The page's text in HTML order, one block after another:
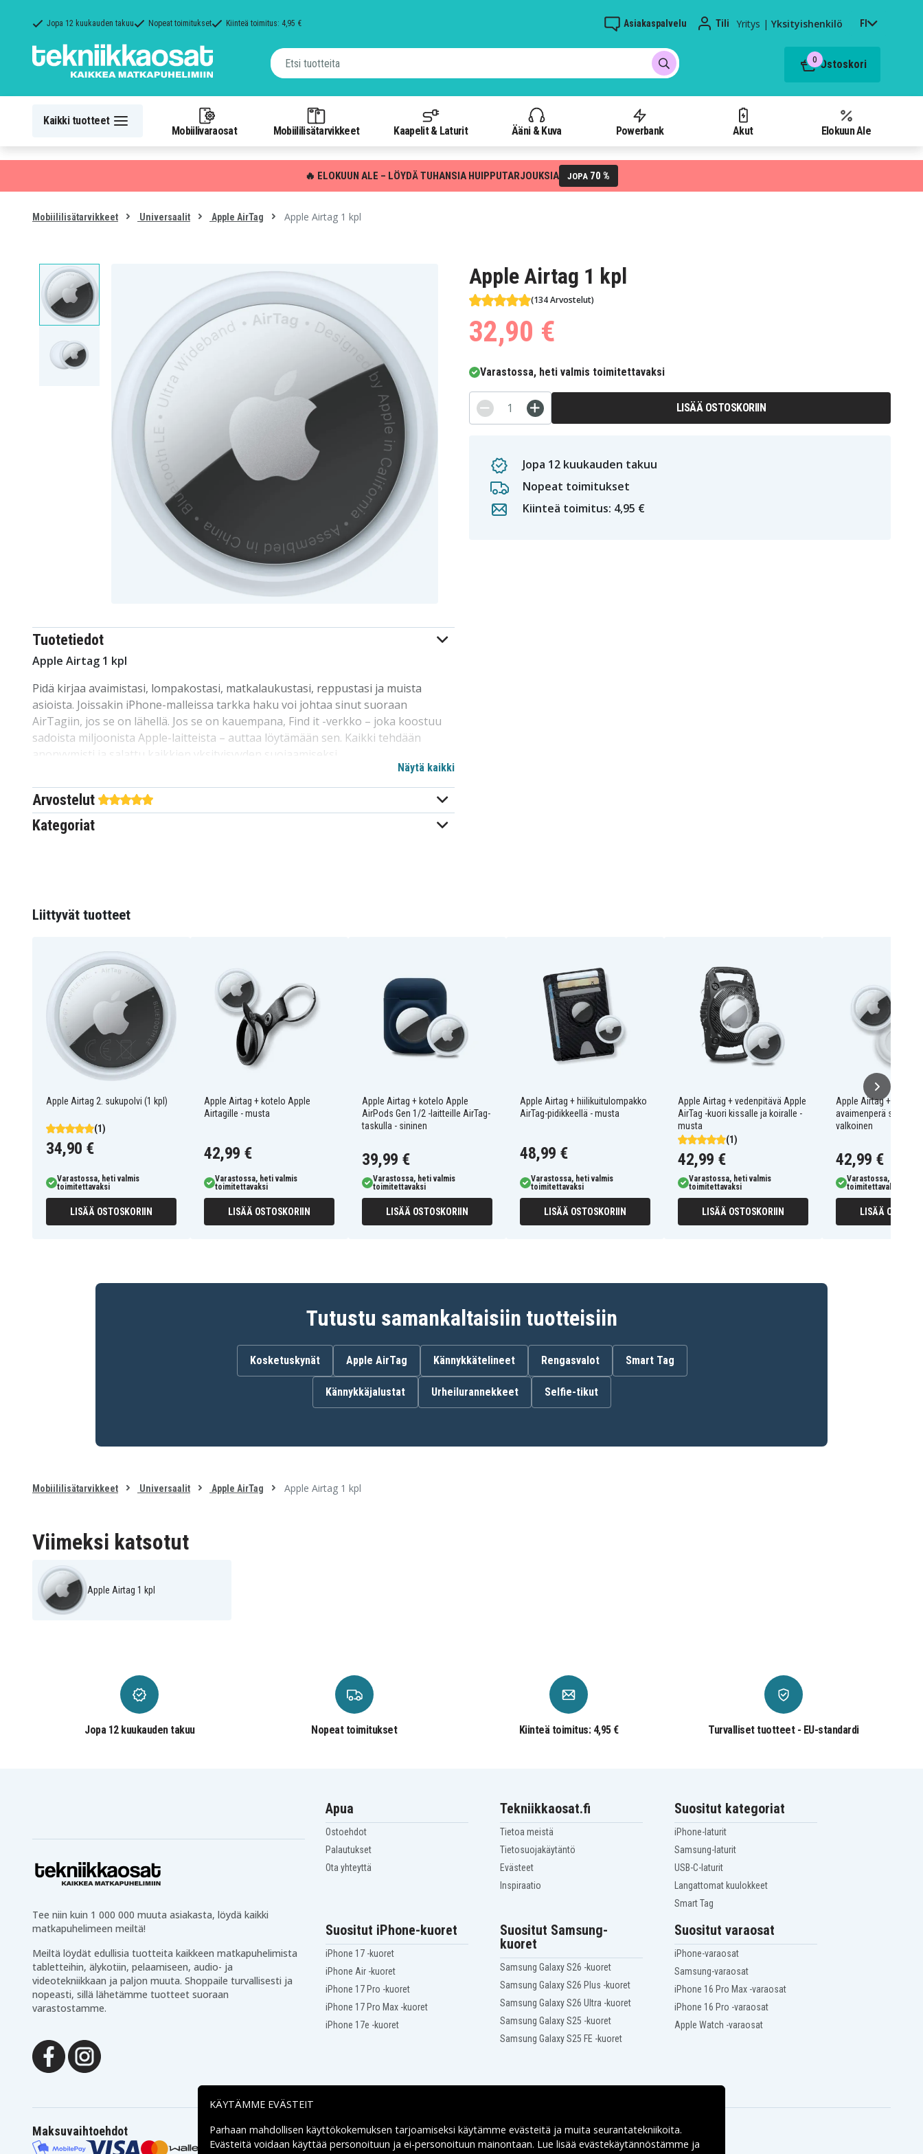
Jopa 12 kuukauden takuu Nopeat toimitukset Kiinteä toimitus: 4,95 € Asiakaspalvelu Tili Yritys | Yksityishenkilö FI
0 Ostoskori
Kaikki tuotteet
Mobiilivaraosat Mobiililisätarvikkeet Kaapelit & Laturit Ääni & Kuva Powerbank Akut Elokuun Ale
🔥 ELOKUUN ALE – LÖYDÄ TUHANSIA HUIPPUTARJOUKSIA JOPA 70 %
Mobiililisätarvikkeet Universaalit Apple AirTag Apple Airtag 1 kpl
Apple Airtag 1 kpl
(134 Arvostelut)
32,90 €
Varastossa, heti valmis toimitettavaksi
LISÄÄ OSTOSKORIIN
Jopa 12 kuukauden takuu
Nopeat toimitukset
Kiinteä toimitus: 4,95 €
Tuotetiedot
Apple Airtag 1 kpl
Pidä kirjaa avaimistasi, lompakostasi, matkalaukustasi, reppustasi ja muista
asioista. Joissakin iPhone-malleissa tarkka haku voi johtaa sinut suoraan
AirTagiin, jos se on lähellä. Jos se on kauempana, Find it -verkko – joka koostuu
sadoista miljoonista Apple-laitteista – auttaa löytämään sen. Kaikki tehdään
anonyymisti ja salattu kaikkien yksityisyyden suojaamiseksi.
Tekniset tiedot:
Merkki: Apple
EAN / GTIN 194253215356
Tuotetyyppi Mobiilitarvikkeet
Silver
Materiaali Rostfritt stål
Näytä kaikki
Arvostelut
Kategoriat
Liittyvät tuotteet
Apple Airtag 2. sukupolvi (1 kpl)
(1)
34,90 €
Varastossa, heti valmis
toimitettavaksi
LISÄÄ OSTOSKORIIN
Apple Airtag + kotelo Apple
Airtagille - musta
42,99 €
Varastossa, heti valmis
toimitettavaksi
LISÄÄ OSTOSKORIIN
Apple Airtag + kotelo Apple
AirPods Gen 1/2 -laitteille AirTag-
taskulla - sininen
39,99 €
Varastossa, heti valmis
toimitettavaksi
LISÄÄ OSTOSKORIIN
Apple Airtag + hiilikuitulompakko
AirTag-pidikkeellä - musta
48,99 €
Varastossa, heti valmis
toimitettavaksi
LISÄÄ OSTOSKORIIN
Apple Airtag + vedenpitävä Apple
AirTag -kuori kissalle ja koiralle -
musta
(1)
42,99 €
Varastossa, heti valmis
toimitettavaksi
LISÄÄ OSTOSKORIIN
Apple Airtag + Apple
avaimenperä
valkoinen
42,99 €
Varastossa, heti
toimitettavaksi
LISÄÄ
Tutustu samankaltaisiin tuotteisiin
Kosketuskynät Apple AirTag Kännykkätelineet Rengasvalot Smart Tag
Kännykkäjalustat Urheilurannekkeet Selfie-tikut
Mobiililisätarvikkeet Universaalit Apple AirTag Apple Airtag 1 kpl
Viimeksi katsotut
Apple Airtag 1 kpl
Jopa 12 kuukauden takuu Nopeat toimitukset Kiinteä toimitus: 4,95 € Turvalliset tuotteet - EU-standardi
Tee niin kuin 1 000 000 muuta asiakasta, löydä kaikki
matkapuhelimeen meiltä!
Meiltä löydät edullisia tuotteita kaikkeen matkapuhelimista
tabletteihin, älykotiin, pelaamiseen, audio- ja
videotekniikkaan ja paljon muuta. Shoppaile turvallisesti ja
nopeasti, sillä lähetämme tuotteet suoraan
varastostamme.
Apua
Ostoehdot
Palautukset
Ota yhteyttä
Tekniikkaosat.fi
Tietoa meistä
Tietosuojakäytäntö
Evästeet
Inspiraatio
Suositut kategoriat
iPhone-laturit
Samsung-laturit
USB-C-laturit
Langattomat kuulokkeet
Smart Tag
Suositut iPhone-kuoret
iPhone 17 -kuoret
iPhone Air -kuoret
iPhone 17 Pro -kuoret
iPhone 17 Pro Max -kuoret
iPhone 17e -kuoret
Suositut Samsung-
kuoret
Samsung Galaxy S26 -kuoret
Samsung Galaxy S26 Plus -kuoret
Samsung Galaxy S26 Ultra -kuoret
Samsung Galaxy S25 -kuoret
Samsung Galaxy S25 FE -kuoret
Suositut varaosat
iPhone-varaosat
Samsung-varaosat
iPhone 16 Pro Max -varaosat
iPhone 16 Pro -varaosat
Apple Watch -varaosat
Maksuvaihtoehdot Toimitusvaihtoehdot
KÄYTÄMME EVÄSTEIT
Parhaan mahdollisen käyttökokemuksen tarjoamiseksi käytämme evästeitä ja muita seurantatekniikoita.
Evästeitä voidaan käyttää personoituun ja ei-personoituun mainontaan. Lue lisää evästekäytännöstämme ja